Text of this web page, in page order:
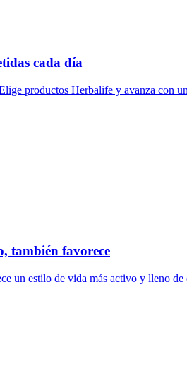
cada día
productos Herbalife y avanza con
también favorece
un estilo de vida más activo y lleno